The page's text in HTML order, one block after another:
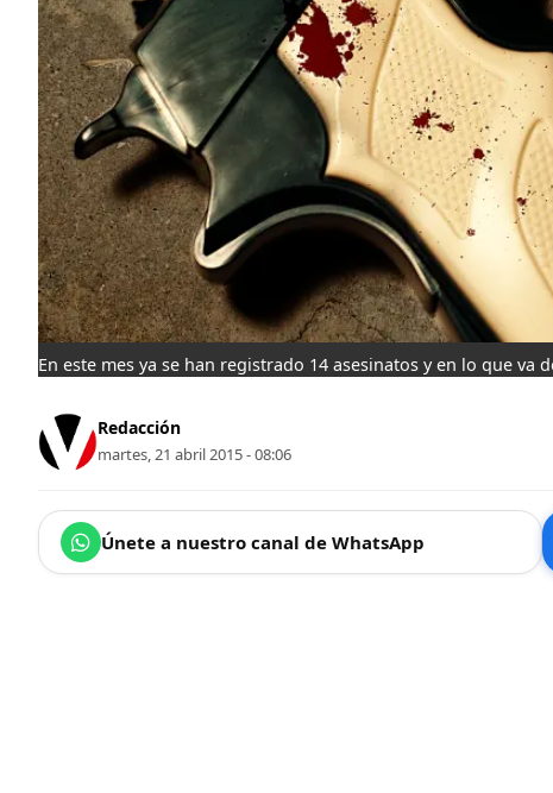
En este mes ya se han registrado 14 asesinatos y en lo que va
Redacción
martes, 21 abril 2015 - 08:06
Únete a nuestro canal de WhatsApp